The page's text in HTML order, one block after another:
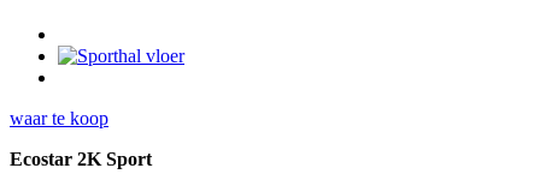
waar te koop
Ecostar 2K Sport